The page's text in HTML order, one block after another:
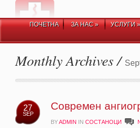
ПОЧЕТНА ЗА НАС» УСЛУГИ»
Monthly Archives /
27
SEP
Современ
BYADMIN IN СОСТАНОЦИ